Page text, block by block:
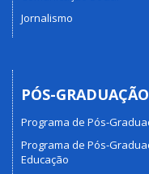
Jornalismo
PÓS-GRADUAÇÃO
Programa de Pós-
Programa de Pós-
Educação